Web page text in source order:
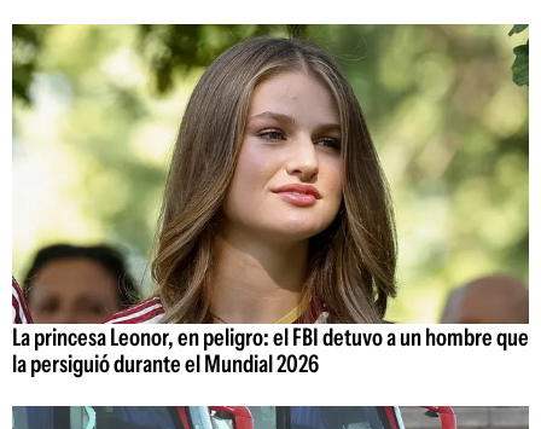
La princesa Leonor, en peligro: el FBI detuvo a un hombre que
la persiguió durante el Mundial 2026